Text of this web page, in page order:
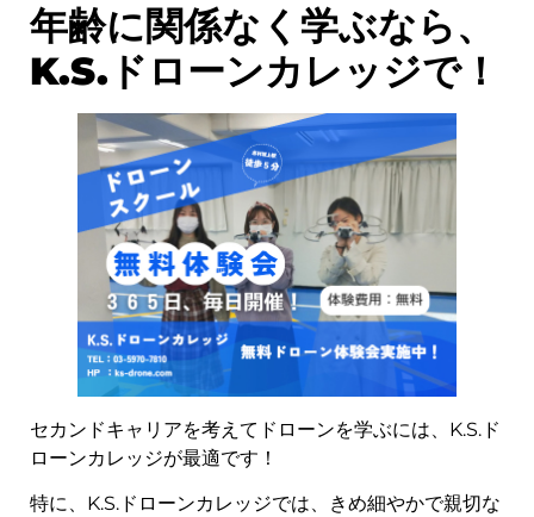
年齢に関係なく学ぶなら、
K.S.ドローンカレッジで！
セカンドキャリアを考えてドローンを学ぶには、K.S.ド
ローンカレッジが最適です！
特に、K.S.ドローンカレッジでは、きめ細やかで親切な